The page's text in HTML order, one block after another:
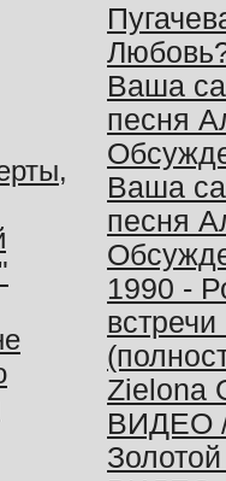
Ваша
песня
Ваша
песня
1990 -
Zielona
ВИДЕО